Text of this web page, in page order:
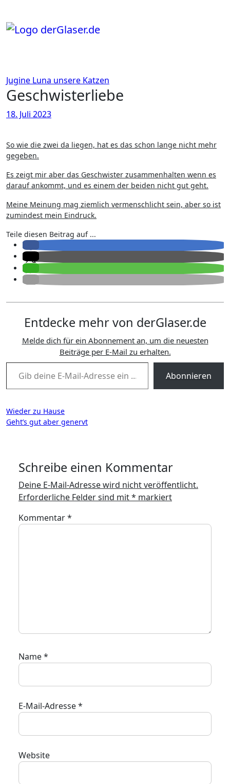
springen
Jugine Luna unsere Katzen
Geschwisterliebe
18. Juli 2023
So wie die zwei da liegen, hat es das schon lange nicht mehr
gegeben.
Es zeigt mir aber das Geschwister zusammenhalten wenn es
darauf ankommt, und es einem der beiden nicht gut geht.
Meine Meinung mag ziemlich vermenschlicht sein, aber so ist
zumindest mein Eindruck.
Teile diesen Beitrag auf ...
Entdecke mehr von derGlaser.de
Melde dich für ein Abonnement an, um die neuesten
Beiträge per E-Mail zu erhalten.
Gib deine E-Mail-Adresse ein ...
Abonnieren
Beitragsnavigation
Wieder zu Hause
Geht’s gut aber genervt
Schreibe einen Kommentar
Deine E-Mail-Adresse wird nicht veröffentlicht.
Erforderliche Felder sind mit* markiert
Kommentar*
Name*
E-Mail-Adresse*
Website